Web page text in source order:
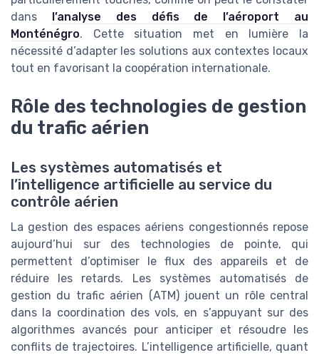
dans l’analyse des défis de l’aéroport au
Monténégro. Cette situation met en lumière la
nécessité d’adapter les solutions aux contextes locaux
tout en favorisant la coopération internationale.
Rôle des technologies de gestion
du trafic aérien
Les systèmes automatisés et
l’intelligence artificielle au service du
contrôle aérien
La gestion des espaces aériens congestionnés repose
aujourd’hui sur des technologies de pointe, qui
permettent d’optimiser le flux des appareils et de
réduire les retards. Les systèmes automatisés de
gestion du trafic aérien (ATM) jouent un rôle central
dans la coordination des vols, en s’appuyant sur des
algorithmes avancés pour anticiper et résoudre les
conflits de trajectoires. L’intelligence artificielle, quant